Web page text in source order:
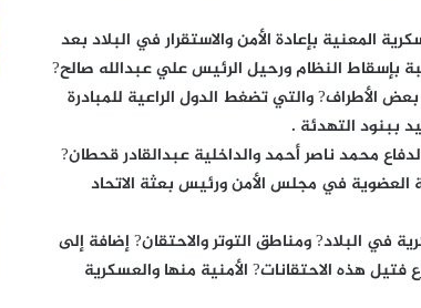
المعنية بإعادة الأمن والاستقرار في البلاد بعد
بإسقاط النظام ورحيل الرئيس علي عبدالله صالح?
الأطراف? والتي تضغط الدول الراعية للمبادرة
ببنود التهدئة .
محمد ناصر أحمد والداخلية عبدالقادر قحطان?
في مجلس الأمن ورئيس بعثة الاتحاد
في البلاد? ومناطق التوتر والاحتقان? إضافة إلى
هذه الاحتقانات? الأمنية منها والعسكرية